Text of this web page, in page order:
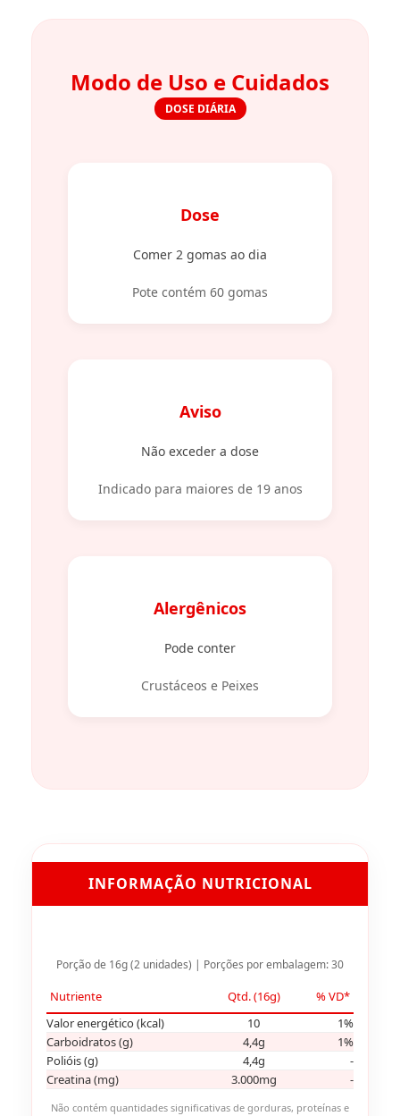
Modo de Uso e Cuidados
DOSE DIÁRIA
Dose
Comer 2 gomas ao dia
Pote contém 60 gomas
Aviso
Não exceder a dose
Indicado para maiores de 19 anos
Alergênicos
Pode conter
Crustáceos e Peixes
INFORMAÇÃO NUTRICIONAL
Porção de 16g (2 unidades) | Porções por embalagem: 30
Nutriente Qtd. (16g)
% VD*
Valor energético (kcal)
10
1%
Carboidratos (g)
4,4g
1%
Polióis (g)
4,4g
-
Creatina (mg)
3.000mg -
Não contém quantidades significativas de gorduras, proteínas e